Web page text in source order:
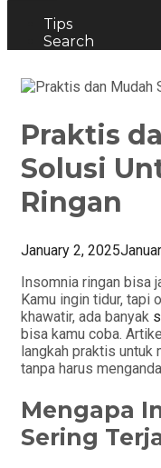
Tips
Search
Praktis
Solusi
Ringan
January 2, 2025
Insomnia ringan bisa
Kamu ingin tidur, tapi
khawatir, ada banyak
bisa kamu coba.
langkah praktis untuk
tanpa harus
Mengapa
Sering